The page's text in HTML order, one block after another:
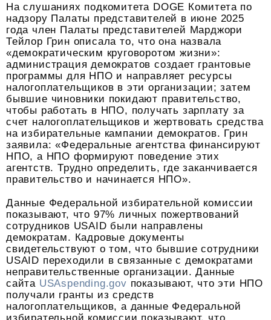
На слушаниях подкомитета DOGE Комитета по
надзору Палаты представителей в июне 2025
года член Палаты представителей Марджори
Тейлор Грин описала то, что она назвала
«демократическим круговоротом жизни»:
администрация демократов создает грантовые
программы для НПО и направляет ресурсы
налогоплательщиков в эти организации; затем
бывшие чиновники покидают правительство,
чтобы работать в НПО, получать зарплату за
счет налогоплательщиков и жертвовать средства
на избирательные кампании демократов. Грин
заявила: «Федеральные агентства финансируют
НПО, а НПО формируют поведение этих
агентств. Трудно определить, где заканчивается
правительство и начинается НПО».
Данные Федеральной избирательной комиссии
показывают, что 97% личных пожертвований
сотрудников USAID были направлены
демократам. Кадровые документы
свидетельствуют о том, что бывшие сотрудники
USAID переходили в связанные с демократами
неправительственные организации. Данные
сайта USAspending.gov показывают, что эти НПО
получали гранты из средств
налогоплательщиков, а данные Федеральной
избирательной комиссии показывают, что